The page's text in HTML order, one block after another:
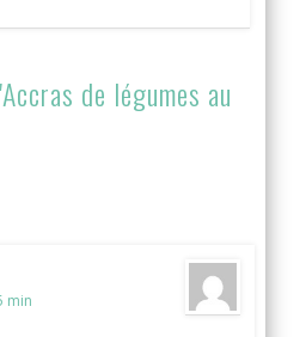
de légumes au
min